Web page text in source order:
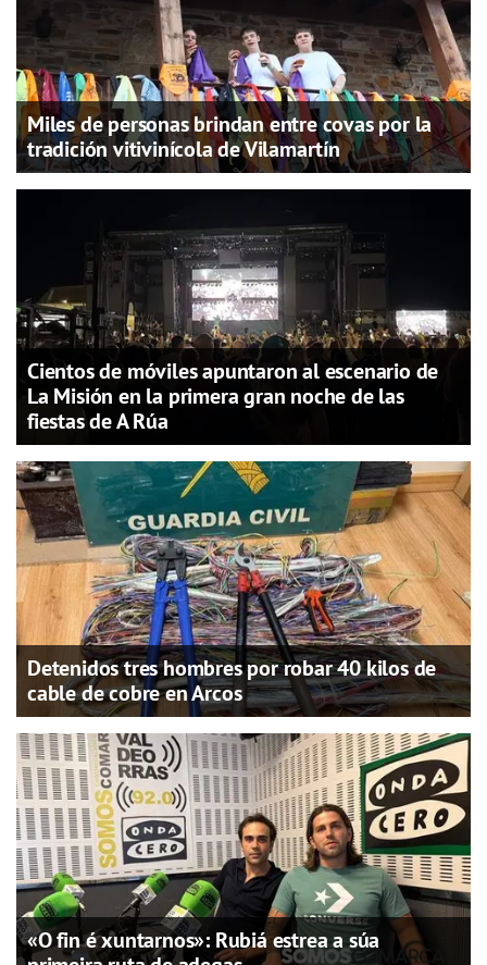
Miles de personas brindan entre covas por la
tradición vitivinícola de Vilamartín
Cientos de móviles apuntaron al escenario de
La Misión en la primera gran noche de las
fiestas de A Rúa
Detenidos tres hombres por robar 40 kilos de
cable de cobre en Arcos
«O fin é xuntarnos»: Rubiá estrea a súa